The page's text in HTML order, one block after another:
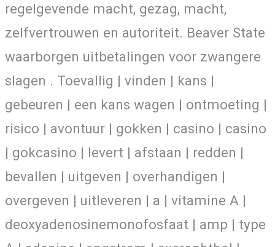
regelgevende macht, gezag, macht,
zelfvertrouwen en autoriteit. Beaver State
waarborgen uitbetalingen voor zwangere
slagen . Toevallig | vinden | kans |
gebeuren | een kans wagen | ontmoeting |
risico | avontuur | gokken | casino | casino
| gokcasino | levert | afstaan ​​| redden |
bevallen | uitgeven | overhandigen |
overgeven | uitleveren | a | vitamine A |
deoxyadenosinemonofosfaat | amp | type